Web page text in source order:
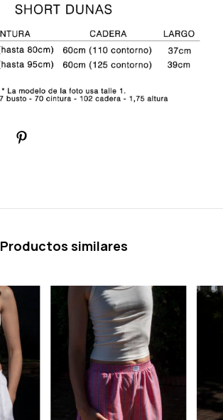
Productos similares